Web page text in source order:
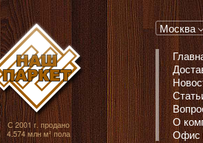
Паркет, Штучный
С 2001 г. продано
4.574 млн м² пола
Москва
О
Офис